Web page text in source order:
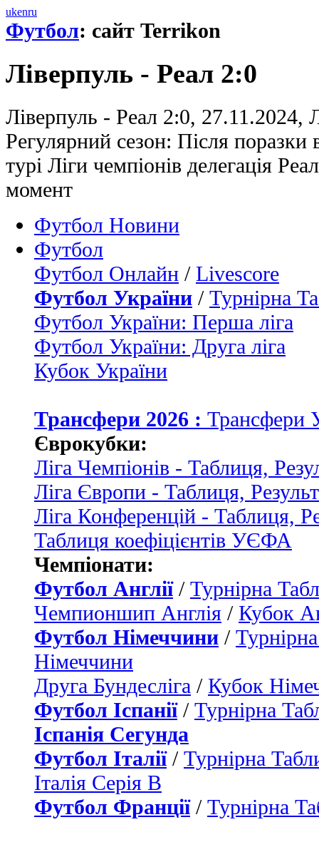
ukenru
Футбол: сайт Terrikon
Ліверпуль - Реал 2:0
Ліверпуль - Реал 2:0, 27.11.2024,
Регулярний сезон: Після поразки
турі Ліги чемпіонів делегація
момент
Футбол Новини
Футбол
Футбол Онлайн / Livescore
Футбол України / Турнірна
Футбол України: Перша ліга
Футбол України: Друга ліга
Кубок України
Трансфери 2026 : Трансфери
Єврокубки:
Ліга Чемпіонів - Таблиця,
Ліга Європи - Таблиця,
Ліга Конференцій - Таблиця,
Таблиця коефіцієнтів УЄФА
Чемпіонати:
Футбол Англії/ Турнірна
Чемпионшип Англія / Кубок
Футбол Німеччини /
Німеччини
Друга Бундесліга / Кубок
Футбол Іспанії/ Турнірна
Іспанія Сегунда
Футбол Італії/ Турнірна
Італія Серія B
Футбол Франції/ Турнірна